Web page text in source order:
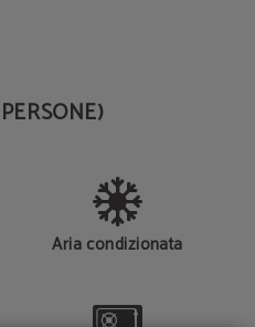
Aria condizionata